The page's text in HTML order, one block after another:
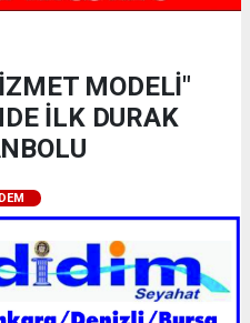
MODELİ"
İLK DURAK